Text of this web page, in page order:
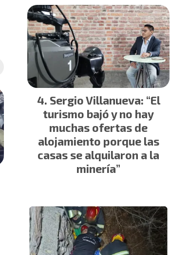
Sergio Villanueva: “El
turismo bajó y no hay
muchas ofertas de
alojamiento porque las
casas se alquilaron a la
minería”